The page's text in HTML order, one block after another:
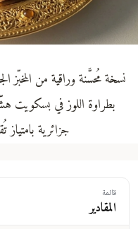
نسخة مُحسَّنة وراقية من المخبّز
بطراوة اللوز في بسكويت
جزائرية
قائمة
المقادير